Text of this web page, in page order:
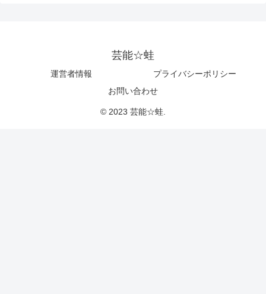
芸能☆蛙
運営者情報
プライバシーポリシー
お問い合わせ
© 2023 芸能☆蛙.